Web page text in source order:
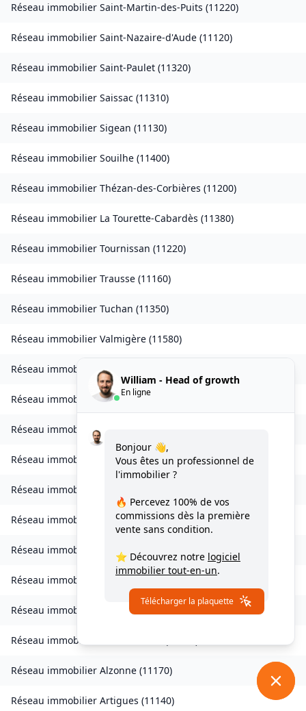
Réseau immobilier Saint-Martin-des-Puits (11220)
Réseau immobilier Saint-Nazaire-d'Aude (11120)
Réseau immobilier Saint-Paulet (11320)
Réseau immobilier Saissac (11310)
Réseau immobilier Sigean (11130)
Réseau immobilier Souilhe (11400)
Réseau immobilier Thézan-des-Corbières (11200)
Réseau immobilier La Tourette-Cabardès (11380)
Réseau immobilier Tournissan (11220)
Réseau immobilier Trausse (11160)
Réseau immobilier Tuchan (11350)
Réseau immobilier Valmigère (11580)
Réseau immobilierVentenac-en-Minervois
Réseau immobilier Verdun-en-Lauragais
Réseau immobilierVignevieille
Réseau immobilier Villalier( 11600)
Réseau immobilier
Réseau immobilier Villardebelle(11580)
Réseau immobilier Villarzel-Cabardès 11600
Réseau immobilier
Réseau immobilier Alairac(
Réseau immobilier
Réseau immobilier Alzonne (11170)
Réseau immobilier Artigues (11140)
William - Head of growth
En ligne
Bonjour 👋,
Vous êtes un professionnel de
l'immobilier ?
🔥 Percevez 100% de vos
commissions dès la première
vente sans condition.
⭐ Découvrez notre logiciel
immobilier tout-en-un.
Télécharger la plaquette